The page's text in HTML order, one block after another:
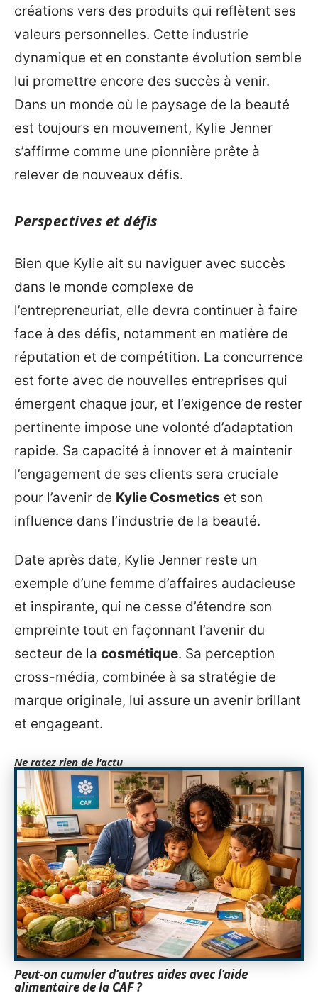
créations vers des produits qui reflètent ses
valeurs personnelles. Cette industrie
dynamique et en constante évolution semble
lui promettre encore des succès à venir.
Dans un monde où le paysage de la beauté
est toujours en mouvement, Kylie Jenner
s’affirme comme une pionnière prête à
relever de nouveaux défis.
Perspectives et défis
Bien que Kylie ait su naviguer avec succès
dans le monde complexe de
l’entrepreneuriat, elle devra continuer à faire
face à des défis, notamment en matière de
réputation et de compétition. La concurrence
est forte avec de nouvelles entreprises qui
émergent chaque jour, et l’exigence de rester
pertinente impose une volonté d’adaptation
rapide. Sa capacité à innover et à maintenir
l’engagement de ses clients sera cruciale
pour l’avenir de Kylie Cosmetics et son
influence dans l’industrie de la beauté.
Date après date, Kylie Jenner reste un
exemple d’une femme d’affaires audacieuse
et inspirante, qui ne cesse d’étendre son
empreinte tout en façonnant l’avenir du
secteur de la cosmétique. Sa perception
cross-média, combinée à sa stratégie de
marque originale, lui assure un avenir brillant
et engageant.
Ne ratez rien de l'actu
Peut-on cumuler d’autres aides avec l’aide
alimentaire de la CAF ?